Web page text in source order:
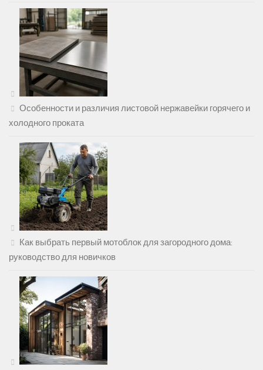
Особенности и различия листовой нержавейки горячего и
холодного проката
Как выбрать первый мотоблок для загородного дома:
руководство для новичков